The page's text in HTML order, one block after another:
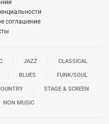
соглашение
JAZZ CLASSICAL
BLUES FUNK/SOUL
STAGE & SCREEN
NON MUSIC